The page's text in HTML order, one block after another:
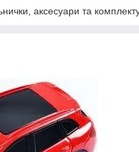
аксесуари та